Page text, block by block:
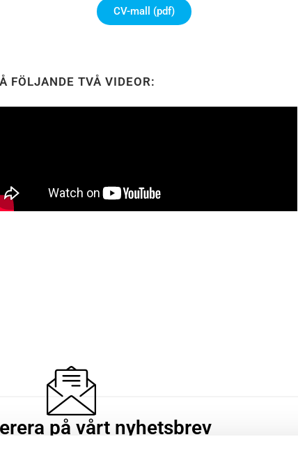
CV-mall (pdf)
FÖLJANDE TVÅ VIDEOR:
på vårt nyhetsbrev